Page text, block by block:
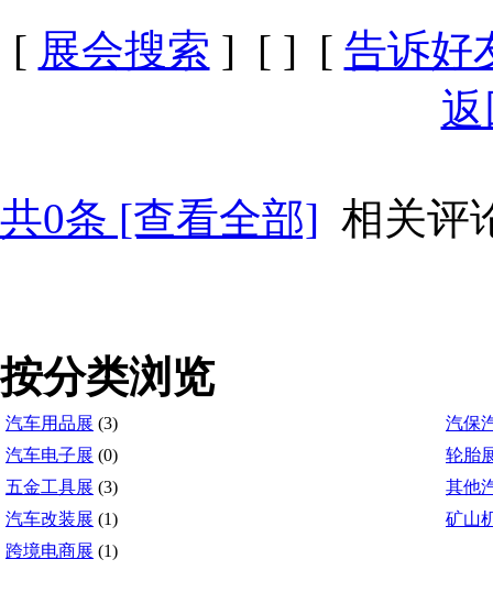
[ 展会搜索 ] [ ] [ 告诉好
共0条 [查看全部] 相关评
按分类浏览
汽车用品展 (3)
汽保
汽车电子展 (0)
轮胎
五金工具展 (3)
其他
汽车改装展 (1)
矿山
跨境电商展 (1)